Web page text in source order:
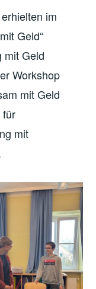
im
Geld“
mit Geld
Workshop
mit Geld
für
mit